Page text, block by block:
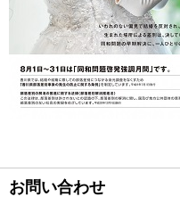
お問い合わせ